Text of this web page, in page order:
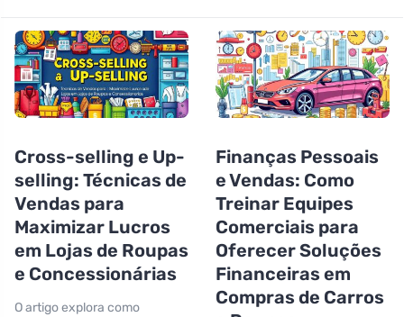
Cross-selling e Up-
selling: Técnicas de
Vendas para
Maximizar Lucros
em Lojas de Roupas
e Concessionárias
O artigo explora como
Finanças Pessoais
e Vendas: Como
Treinar Equipes
Comerciais para
Oferecer Soluções
Financeiras em
Compras de Carros